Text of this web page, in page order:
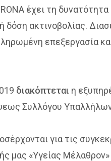
έχει τη
δόση ακτινοβολίας.
επεξεργασία
διακόπτεται η
Συλλόγου
για τις
μας «Υγείας Μέλαθρον»